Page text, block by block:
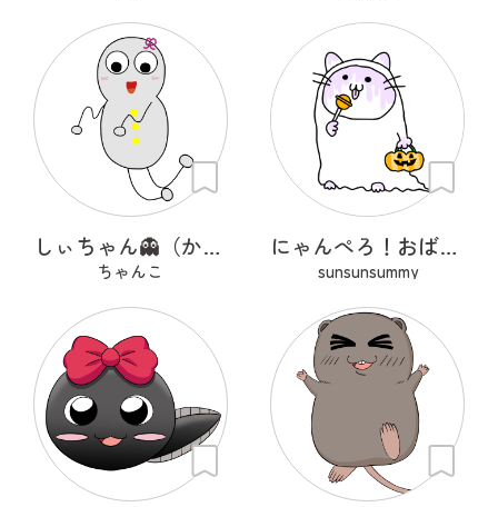
しぃちゃん👻（かわいいオバケ）
ちゃんこ
にゃんぺろ！おばけっ
sunsunsummy